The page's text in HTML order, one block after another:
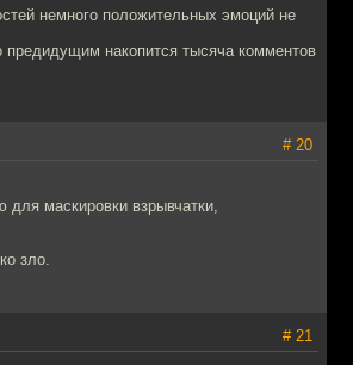
немного положительных эмоций не
накопится тысяча комментов
# 20
маскировки взрывчатки,
зло.
# 21